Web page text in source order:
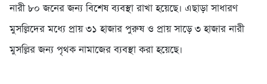
নারী ৮০ জনের জন্য বিশেষ ব্যবস্থা রাখা হয়েছে। এছাড়া সাধারণ
মুসল্লিদের মধ্যে প্রায় ৩১ হাজার পুরুষ ও প্রায় সাড়ে ৩ হাজার নারী
মুসল্লির জন্য পৃথক নামাজের ব্যবস্থা করা হয়েছে।